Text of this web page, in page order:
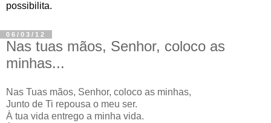
possibilita.
06/03/12
Nas tuas mãos, Senhor, coloco as
minhas...
Nas Tuas mãos, Senhor, coloco as minhas,
Junto de Ti repousa o meu ser.
À tua vida entrego a minha vida.